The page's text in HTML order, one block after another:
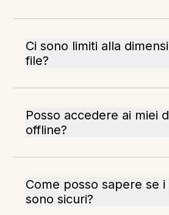
Ci sono limiti alla
file?
Posso accedere ai miei
offline?
Come posso sapere se i
sono sicuri?